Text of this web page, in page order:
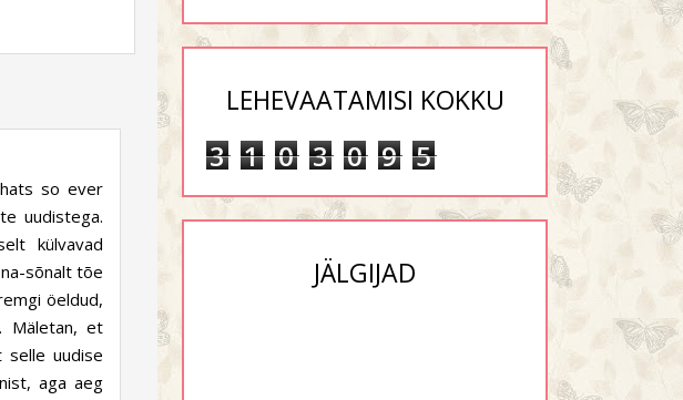
so ever
uudistega.
külvavad
sõnalt tõe
öeldud,
Mäletan, et
selle uudise
aga aeg
LEHEVAATAMISI KOKKU
3 1 0 3 0 9 5
JÄLGIJAD